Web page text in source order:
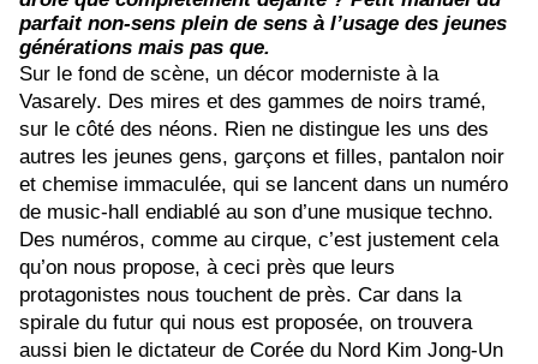
parfait non-sens plein de sens à l’usage des jeunes
générations mais pas que.
Sur le fond de scène, un décor moderniste à la
Vasarely. Des mires et des gammes de noirs tramé,
sur le côté des néons. Rien ne distingue les uns des
autres les jeunes gens, garçons et filles, pantalon noir
et chemise immaculée, qui se lancent dans un numéro
de music-hall endiablé au son d’une musique techno.
Des numéros, comme au cirque, c’est justement cela
qu’on nous propose, à ceci près que leurs
protagonistes nous touchent de près. Car dans la
spirale du futur qui nous est proposée, on trouvera
aussi bien le dictateur de Corée du Nord Kim Jong-Un